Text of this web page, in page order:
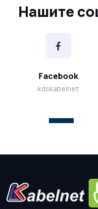
Нашите
Facebook
kdskabelnet